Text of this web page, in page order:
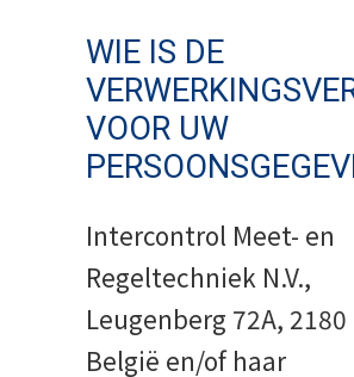
WIE IS DE
VOOR UW
Intercontrol Meet- en
Regeltechniek N.V.,
Leugenberg 72A,
België en/of haar